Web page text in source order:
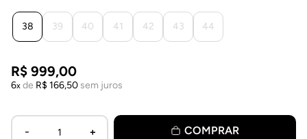
38 39 40 41 42 43 44
R$ 999,00
6 de R$166,50 sem juros
COMPRAR